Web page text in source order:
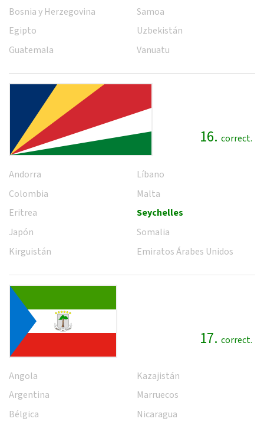
Bosnia y Herzegovina
Egipto
Guatemala
Samoa
Uzbekistán
Vanuatu
16. correct.
Andorra
Colombia
Eritrea
Japón
Kirguistán
Líbano
Malta
Seychelles
Somalia
Emiratos Árabes Unidos
17. correct.
Angola
Argentina
Bélgica
Kazajistán
Marruecos
Nicaragua